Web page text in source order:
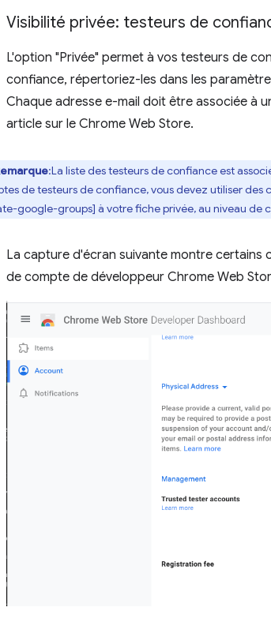
Visibilité privée: testeurs de
L'option "Privée" permet à vos testeurs de
confiance, répertoriez-les dans les
Chaque adresse e-mail doit être associée à
article sur le Chrome Web Store.
:La liste des testeurs de confiance est
de testeurs de confiance, vous devez utiliser
google-groups] à votre fiche privée, au niveau de
La capture d'écran suivante montre
de compte de développeur Chrome Web